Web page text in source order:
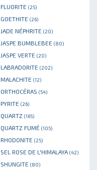
FLUORITE (25)
GOETHITE (26)
JADE NÉPHRITE (20)
JASPE BUMBLEBEE (80)
JASPE VERTE (20)
LABRADORITE (202)
MALACHITE (12)
ORTHOCÉRAS (54)
PYRITE (26)
QUARTZ (165)
QUARTZ FUMÉ (105)
RHODONITE (25)
SEL ROSE DE L'HIMALAYA (42)
SHUNGITE (80)